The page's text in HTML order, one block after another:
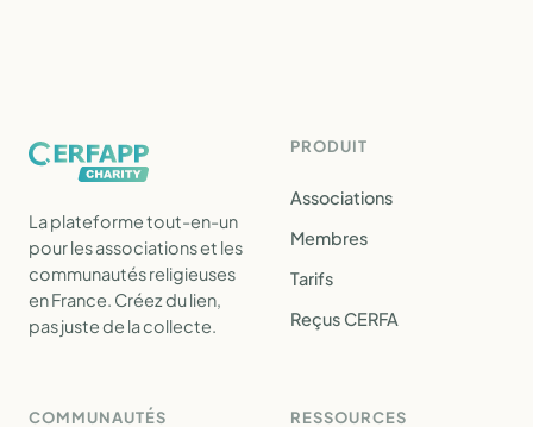
La plateforme tout-en-un
pour les associations et les
communautés religieuses
en France. Créez du lien,
pas juste de la collecte.
PRODUIT
Associations
Membres
Tarifs
Reçus CERFA
COMMUNAUTÉS RESSOURCES